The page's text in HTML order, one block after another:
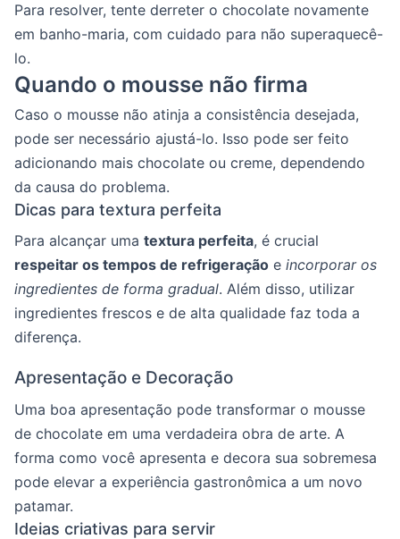
Para resolver, tente derreter o chocolate novamente
em banho-maria, com cuidado para não superaquecê-
lo.
Quando o mousse não firma
Caso o mousse não atinja a consistência desejada,
pode ser necessário ajustá-lo. Isso pode ser feito
adicionando mais chocolate ou creme, dependendo
da causa do problema.
Dicas para textura perfeita
Para alcançar uma textura perfeita, é crucial
respeitar os tempos de refrigeração e incorporar os
ingredientes de forma gradual. Além disso, utilizar
ingredientes frescos e de alta qualidade faz toda a
diferença.
Apresentação e Decoração
Uma boa apresentação pode transformar o mousse
de chocolate em uma verdadeira obra de arte. A
forma como você apresenta e decora sua sobremesa
pode elevar a experiência gastronômica a um novo
patamar.
Ideias criativas para servir